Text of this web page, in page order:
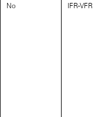
No IFR-VFR